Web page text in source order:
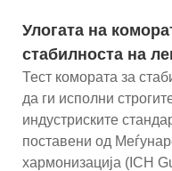
Улогата на
стабилноста на
Тест комората за
да ги исполни
индустриските
поставени од
хармонизација (ICH